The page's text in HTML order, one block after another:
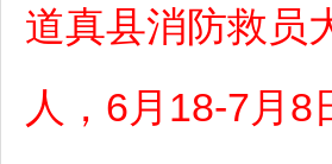
道真县消防救员
人，6月18-7月8